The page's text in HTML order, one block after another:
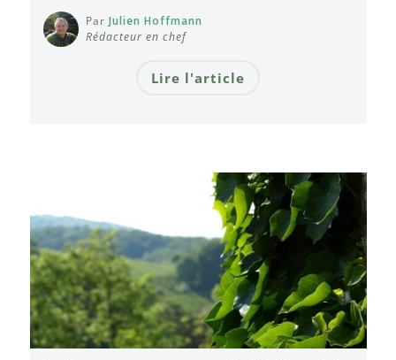
Par Julien Hoffmann
Rédacteur en chef
Lire l'article